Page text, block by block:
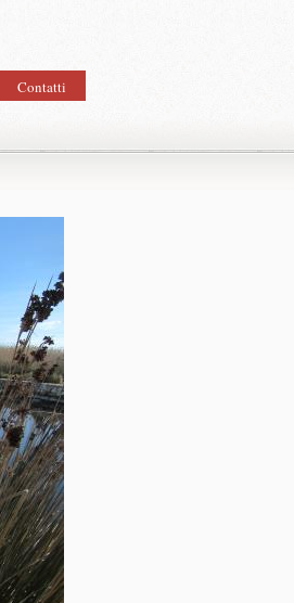
Contatti